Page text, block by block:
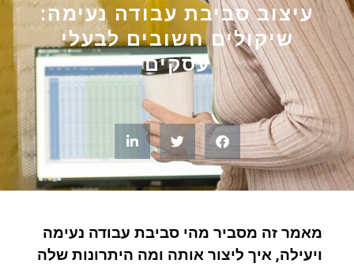
עיצוב סביבת עבודה נעימה:
שיקולים חשובים לבעלי
עסקים
מאמר זה מסביר מהי סביבת עבודה נעימה
ויעילה, איך ליצור אותה ומה היתרונות שלה